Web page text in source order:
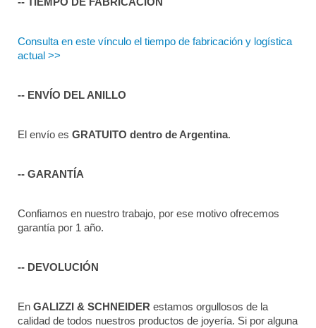
Consulta en este vínculo el tiempo de fabricación y logística
actual >>
-- ENVÍO DEL ANILLO
El envío es GRATUITO dentro de Argentina.
-- GARANTÍA
Confiamos en nuestro trabajo, por ese motivo ofrecemos
garantía por 1 año.
-- DEVOLUCIÓN
En GALIZZI & SCHNEIDER estamos orgullosos de la
calidad de todos nuestros productos de joyería. Si por alguna